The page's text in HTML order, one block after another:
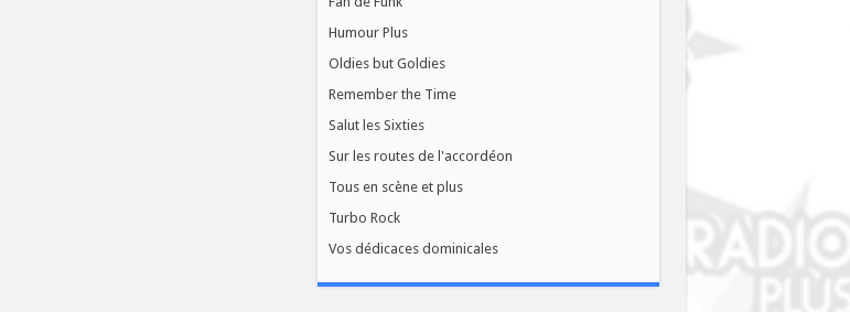
Humour Plus
Oldies but Goldies
Remember the Time
Salut les Sixties
Sur les routes de l'accordéon
Tous en scène et plus
Turbo Rock
Vos dédicaces dominicales